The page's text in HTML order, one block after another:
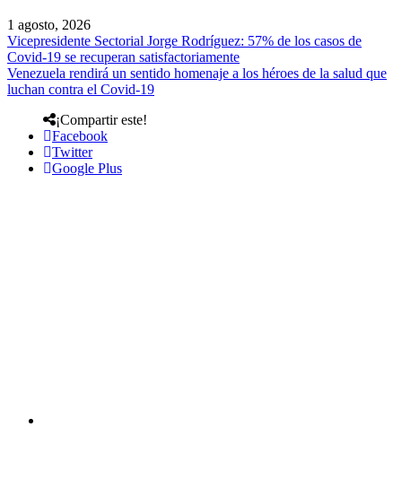
1 agosto, 2026
Vicepresidente Sectorial Jorge Rodríguez: 57% de los casos de
Covid-19 se recuperan satisfactoriamente
Venezuela rendirá un sentido homenaje a los héroes de la salud que
luchan contra el Covid-19
¡Compartir este!
Facebook
Twitter
Google Plus